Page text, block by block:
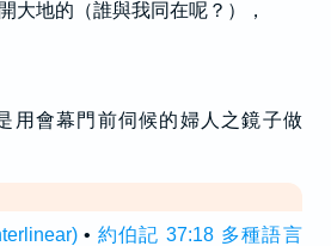
大地的（誰與我同在呢？），
用會幕門前伺候的婦人之鏡子做
• 約伯記 37:18 多種語言